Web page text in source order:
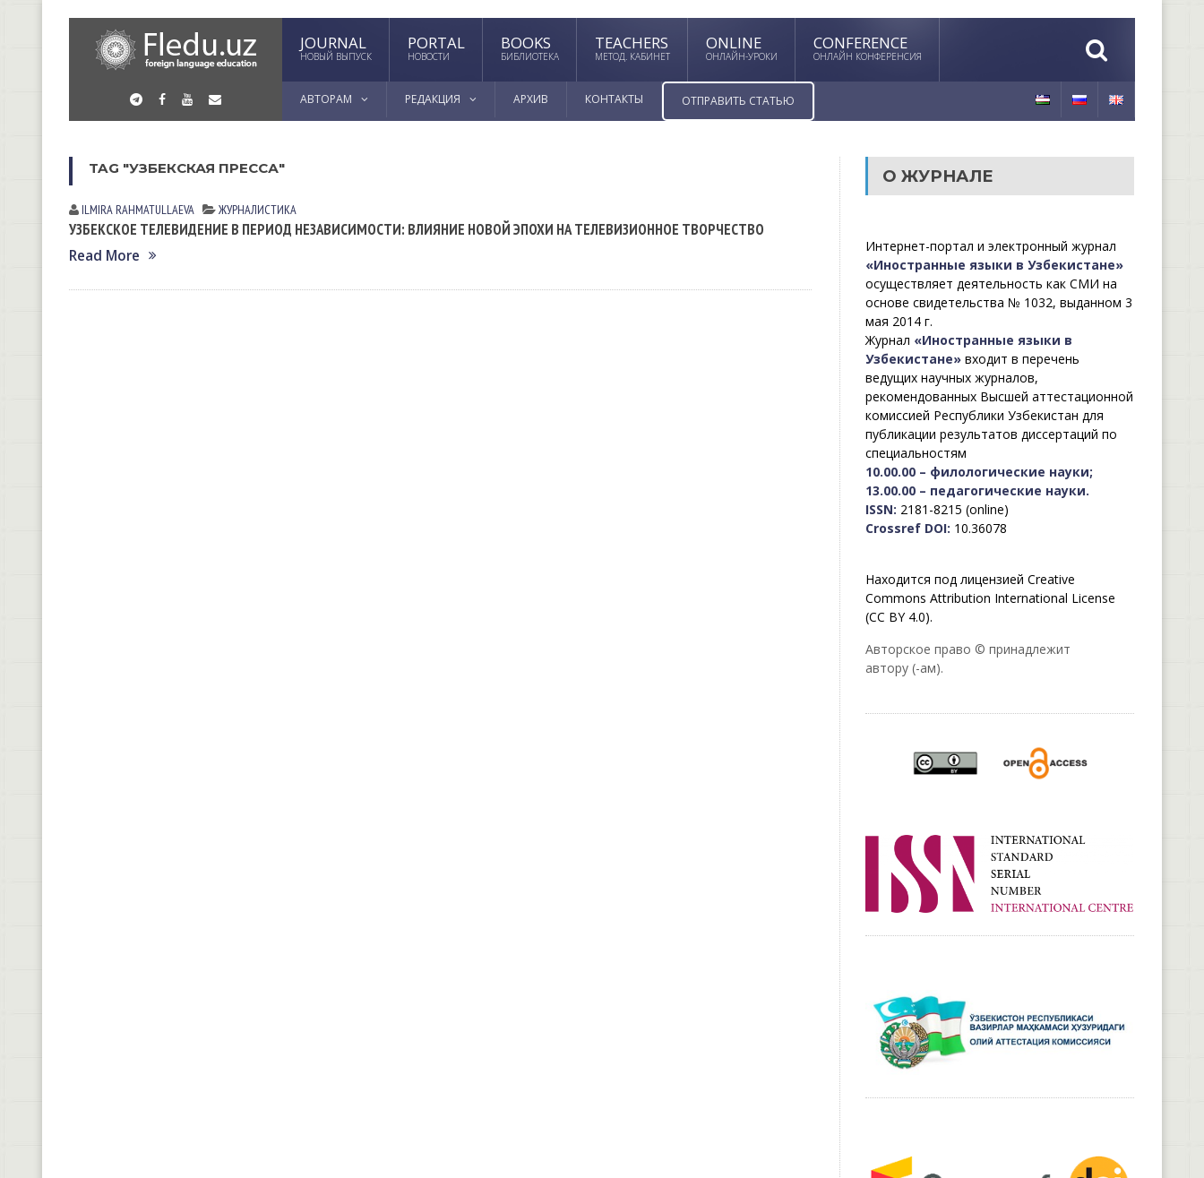
JOURNAL
НОВЫЙ ВЫПУСК
PORTAL
НОВОСТИ
BOOKS
БИБЛИОТЕКА
TEACHERS
МЕТОД. КАБИНЕТ
ONLINE
ОНЛАЙН-УРОКИ
CONFERENCE
ОНЛАЙН КОНФЕРЕНСИЯ
АВТОРАМ РЕДАКЦИЯ АРХИВ КОНТАКТЫ ОТПРАВИТЬ СТАТЬЮ
TAG "УЗБЕКСКАЯ ПРЕССА"
ILMIRA RAHMATULLAEVA ЖУРНАЛИСТИКА
УЗБЕКСКОЕ ТЕЛЕВИДЕНИЕ В ПЕРИОД НЕЗАВИСИМОСТИ: ВЛИЯНИЕ НОВОЙ ЭПОХИ НА ТЕЛЕВИЗИОННОЕ ТВОРЧЕСТВО
Read More
О ЖУРНАЛЕ
Интернет-портал и электронный журнал
«Иностранные языки в Узбекистане»
осуществляет деятельность как СМИ на
основе свидетельства № 1032, выданном 3
мая 2014 г.
Журнал «Иностранные языки в
Узбекистане»входит в перечень
ведущих научных журналов,
рекомендованных Высшей аттестационной
комиссией Республики Узбекистан для
публикации результатов диссертаций по
специальностям
10.00.00 – филологические науки;
13.00.00 – педагогические науки.
ISSN: 2181-8215 (online)
Crossref DOI: 10.36078
Находится под лицензией Creative
Commons Attribution International License
(CC BY 4.0).
Авторское право © принадлежит
автору (-ам).